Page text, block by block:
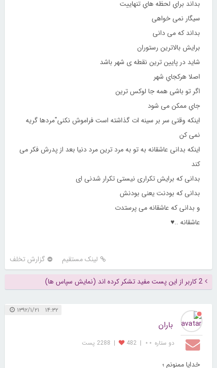
بداند برایِ لحظه هایِ تنهاییت
سیگار نمی خواهی
بداند که می دانی
برایش بالاترین رستوران
شاید در پایین ترین نقطه ی شهر باشد
اصلا هرکجایِ شهر
اگر تو باشی همه جا لوکس ترین
جایِ ممکن می شود
اینکه وقتی سر بر سینه ات گذاشته است فراموش نکنی"مردها گریه
نمی کن
اینکه بدانی عاشقانه به تو به مرد ترین مرد دنیا بعد از پدرش فکر می
کند
بدانی که برایش تکراری نیستی تکرار شدنی ای
بدانی که بودنت یعنی بودنش
و بدانی که عاشقانه می پرستدت
عاشقانه ..♥
لینک مستقیم گزارش تخلف
2 کاربر از این پست مفید تشکر کرده اند (نمایش سپاس ها)
۱۴:۳۲ ۱۳۹۲/۱/۲۱
باران
دو ستاره ⋆⋆ |
482
| 2288 پست
خدایا ممنونم ؛